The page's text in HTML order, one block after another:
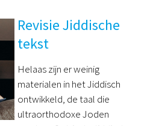
Revisie Jiddische
tekst
Helaas zijn er weinig
materialen in het Jiddisch
ontwikkeld, de taal die
ultraorthodoxe Joden